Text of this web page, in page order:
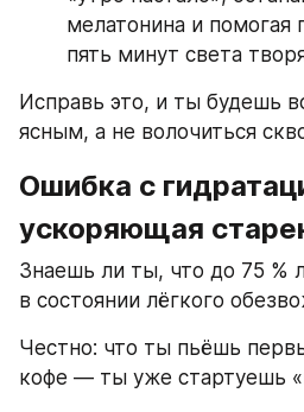
мелатонина и помогая
пять минут света
Исправь это, и ты будешь
ясным, а не волочиться
Ошибка с
ускоряющая
Знаешь ли ты, что до 75 %
в состоянии лёгкого
Честно: что ты пьёшь
кофе — ты уже стартуешь